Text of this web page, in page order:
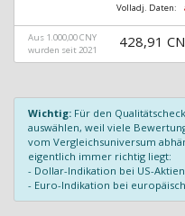
Volladj. Daten:
Aus 1.000,00 CNY
wurden seit 2021
428,91
Wichtig: Für den
auswählen, weil viele
vom Vergleichsuniversum
eigentlich immer richtig liegt:
- Dollar-Indikation bei US-Aktien
- Euro-Indikation bei